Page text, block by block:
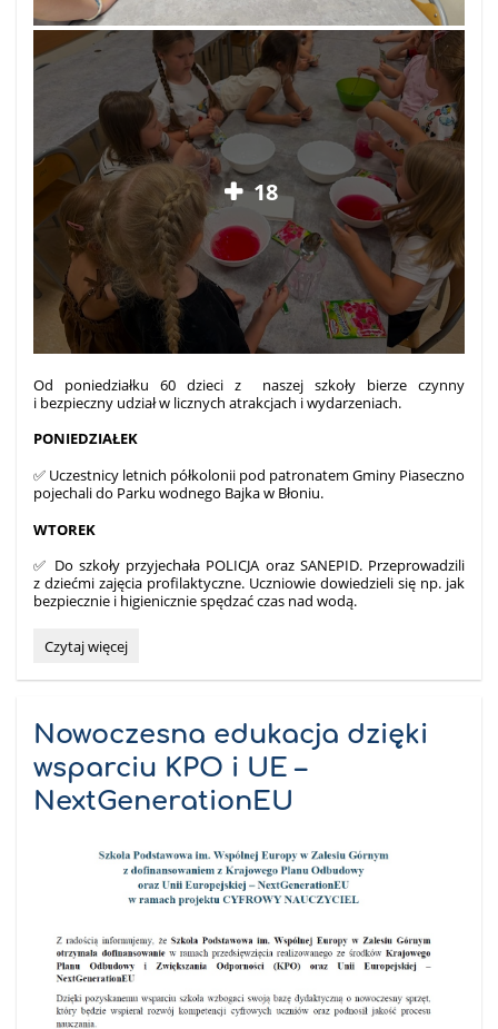
18
Od poniedziałku 60 dzieci z naszej szkoły bierze czynny
i bezpieczny udział w licznych atrakcjach i wydarzeniach.
PONIEDZIAŁEK
✅ Uczestnicy letnich półkolonii pod patronatem Gminy Piaseczno
pojechali do Parku wodnego Bajka w Błoniu.
WTOREK
✅ Do szkoły przyjechała POLICJA oraz SANEPID. Przeprowadzili
z dziećmi zajęcia profilaktyczne. Uczniowie dowiedzieli się np. jak
bezpiecznie i higienicznie spędzać czas nad wodą.
LATO
W
W
ZALESIU
GÓRNYM
BILETY
Czytaj więcej
Nowoczesna edukacja dzięki
wsparciu KPO i UE –
NextGenerationEU